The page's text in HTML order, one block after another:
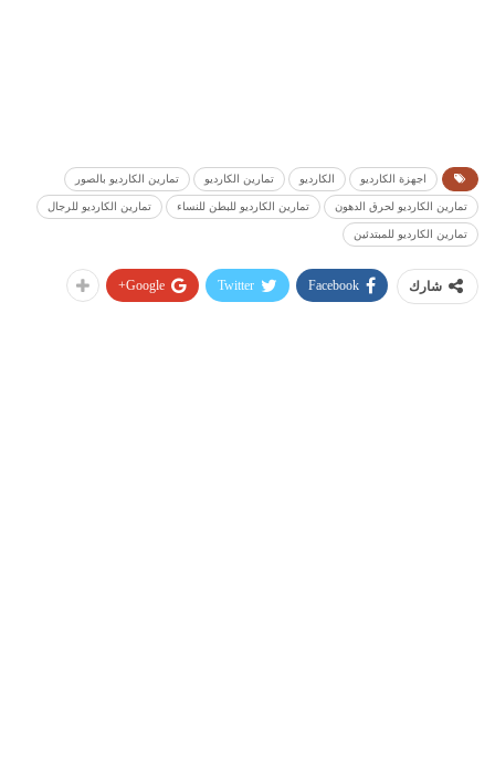
اجهزة الكارديو الكارديو تمارين الكارديو تمارين الكارديو بالصور
تمارين الكارديو لحرق الدهون تمارين الكارديو للبطن للنساء تمارين الكارديو للرجال
تمارين الكارديو للمبتدئين
شارك Facebook
Twitter
Google+